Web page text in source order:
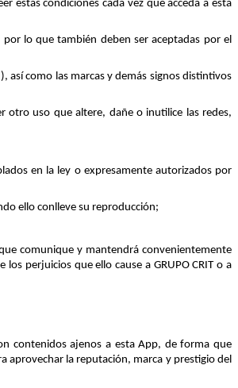
estas condiciones cada vez que acceda a esta
lo que también deben ser aceptadas por el
como las marcas y demás signos distintivos
otro uso que altere, dañe o inutilice las redes,
en la ley o expresamente autorizados por
ello conlleve su reproducción;
comunique y mantendrá convenientemente
perjuicios que ello cause a GRUPO CRIT o a
contenidos ajenos a esta App, de forma que
aprovechar la reputación, marca y prestigio del